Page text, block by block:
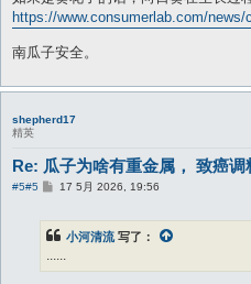
https://www.consumerlab.com/
南瓜子安全。
shepherd17
精英
Re: 瓜子为啥有重金属， 致癌调
#5#5
帖
17 5月 2026, 19:56
小河清流写了：